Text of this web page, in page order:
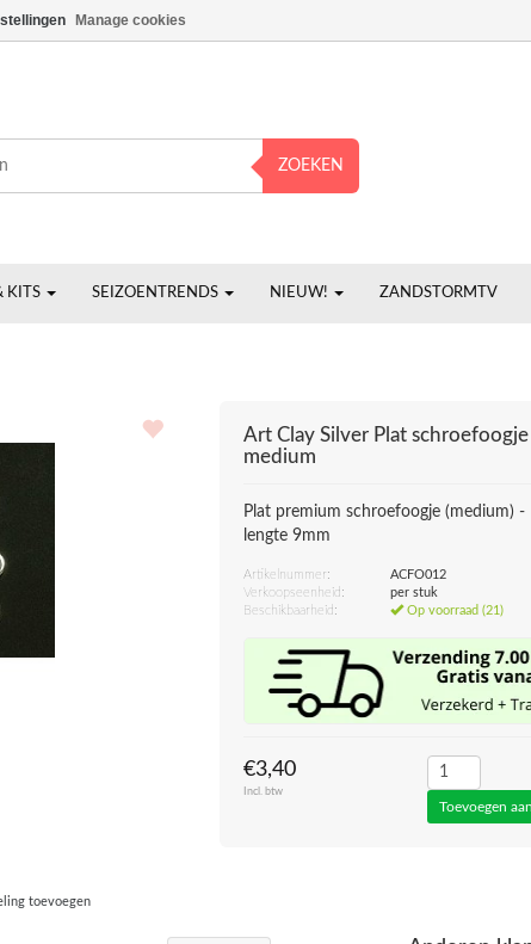
ZOEKEN
KITS SEIZOENTRENDS NIEUW! ZANDSTORMTV
Art Clay Silver Plat
medium
Plat premium schroefoogje (medium) -
lengte 9mm
Artikelnummer:
ACFO012
Verkoopseenheid:
per stuk
Beschikbaarheid:
Op voorraad (21)
€3,40
Incl. btw
toevoegen
Manage cookies